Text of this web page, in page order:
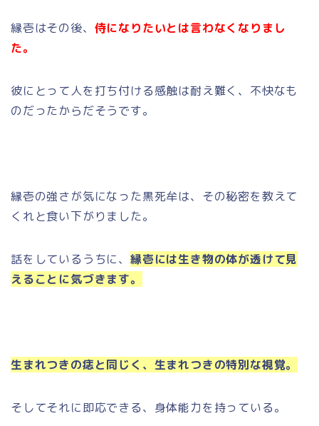
縁壱はその後、 侍になりたいとは言わなくなりまし
た。
彼にとって人を打ち付ける感触は耐え難く、不快なも
のだったからだそうです。
縁壱の強さが気になった黒死牟は、その秘密を教えて
くれと食い下がりました。
話をしているうちに、 縁壱には生き物の体が透けて見
えることに気づきます。
生まれつきの痣と同じく、生まれつきの特別な視覚。
そしてそれに即応できる、身体能力を持っている。